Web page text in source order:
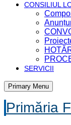
CONSILIUL
SERVICII
Primary Menu
Primăria